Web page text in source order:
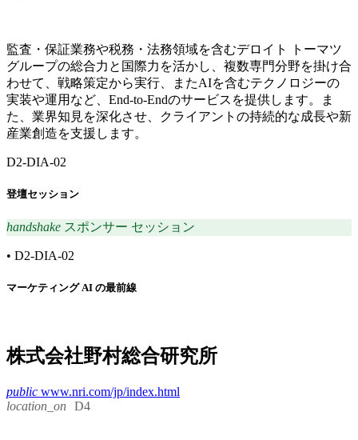
監査・保証業務や税務・法務領域を含むデロイト トーマツ
グループの総合力と国際力を活かし、複数専門分野を掛け合
わせて、戦略策定から実行、またAIを含むテクノロジーの
実装や運用など、End-to-Endのサービスを提供します。ま
た、業界知見を深化させ、クライアントの持続的な成長や新
産業創造を支援します。
D2-DIA-02
登壇セッション
handshake スポンサー セッション
• D2-DIA-02
マーケティング AI の最前線
株式会社野村総合研究所
public www.nri.com/jp/index.html
location_on D4